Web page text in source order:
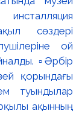
инсталляция
сөздері
ой
▫️Әрбір
қорындағы
туындылар
ақынның